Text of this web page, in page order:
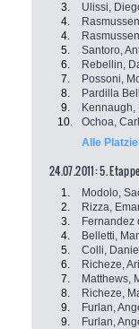
3.
Ulissi,
4.
4.
5.
Santoro,
6.
Rebellin,
7.
Possoni,
8.
Pardilla
9.
Kennaugh,
10.
Ochoa,
Alle
24.07.2011: 5.
1. Modolo,
2.
Rizza,
3.
Fernandez
4.
Belletti,
5.
Colli,
6.
Richeze,
7.
Matthews,
8.
Richeze,
9.
Furlan,
9.
Furlan,